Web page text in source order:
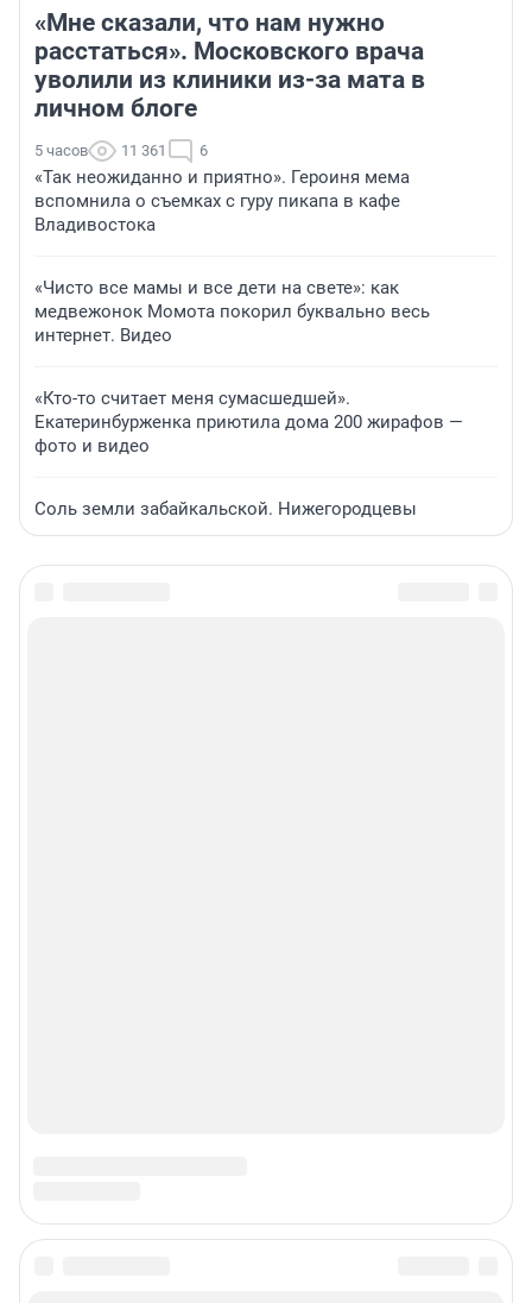
«Мне сказали, что нам нужно
расстаться». Московского врача
уволили из клиники из-за мата в
личном блоге
5 часов 11 361 6
«Так неожиданно и приятно». Героиня мема
вспомнила о съемках с гуру пикапа в кафе
Владивостока
«Чисто все мамы и все дети на свете»: как
медвежонок Момота покорил буквально весь
интернет. Видео
«Кто-то считает меня сумасшедшей».
Екатеринбурженка приютила дома 200 жирафов —
фото и видео
Соль земли забайкальской. Нижегородцевы